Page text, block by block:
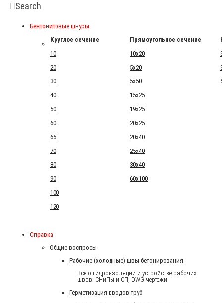
Search
Бентонитовые шнуры
Круглое сечение
Прямоугольное сечение
10
10x20
20
5x20
30
5x50
40
15x25
50
19x25
60
20x25
65
20x40
70
25x40
80
30x40
90
60x100
100
120
Справка
Общие воспросы
Рабочие (холодные) швы бетонирования
Всё о гидроизоляции и устройстве рабочих
швов: СНиПы и СП, DWG чертежи
Герметизация вводов труб